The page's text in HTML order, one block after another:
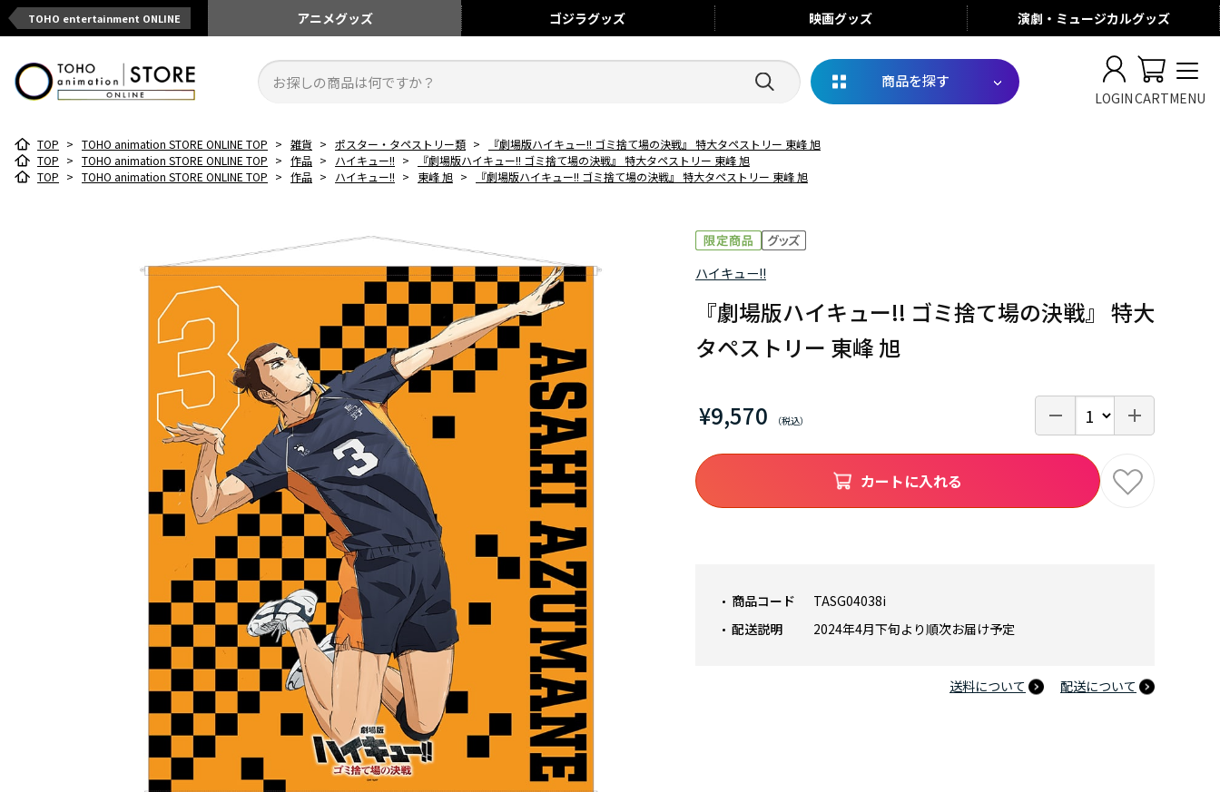
TOHO entertainment ONLINE アニメグッズ ゴジラグッズ 映画グッズ 演劇・ミュージカルグッズ
商品を探す
LOGINCARTMENU
TOP > TOHO animation STORE ONLINE TOP > 雑貨 > ポスター・タペストリー類 >
『劇場版ハイキュー!! ゴミ捨て場の決戦』 特大タペストリー 東峰 旭
TOP > TOHO animation STORE ONLINE TOP > 作品 > ハイキュー!! >
『劇場版ハイキュー!! ゴミ捨て場の決戦』 特大タペストリー 東峰 旭
TOP > TOHO animation STORE ONLINE TOP > 作品 > ハイキュー!! > 東峰 旭 > 『劇場版ハイキュー!! ゴミ捨て場の決戦』 特大タペストリー 東峰 旭
ハイキュー!!
『劇場版ハイキュー!! ゴミ捨て場の決戦』 特大
タペストリー 東峰 旭
¥9,570
商品コード
TASG04038i
配送説明
2024年4月下旬より順次お届け予定
送料について 配送について
カートに入れる